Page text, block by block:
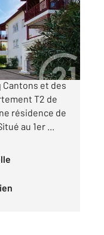
de la forêt de
Cantons et des
T2 de
résidence de
au 1er ...